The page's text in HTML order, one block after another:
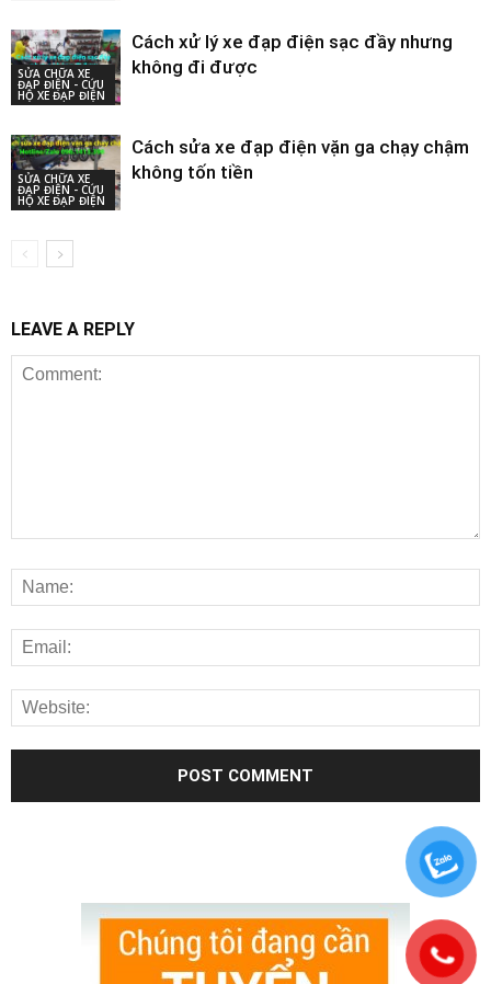
SỬA CHỮA XE
ĐẠP ĐIỆN - CỨU
HỘ XE ĐẠP ĐIỆN
Cách xử lý xe đạp điện sạc đầy nhưng
không đi được
SỬA CHỮA XE
ĐẠP ĐIỆN - CỨU
HỘ XE ĐẠP ĐIỆN
Cách sửa xe đạp điện vặn ga chạy chậm
không tốn tiền
LEAVE A REPLY